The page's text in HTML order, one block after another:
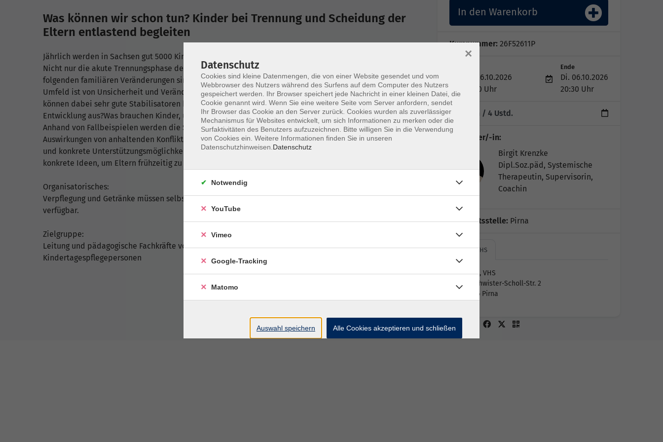
Was können wir schon tun? Kinder bei Trennung und Scheidung der
Eltern entlastend begleiten
Jährlich werden in Sachsen gut 5000 Kinder durch die Scheidung ihrer Eltern zu „Scheidungskindern“.
Nicht nur die akute Trennungsphase der Eltern, auch der laufende Scheidungsprozess und die
folgenden familiären Veränderungen sind eine besonders schwierige Herausforderung für Kinder. Ihr
Umfeld ist von Unsicherheit und Veränderung geprägt, Kindertageseinrichtungen - und Tagespflegen
können dabei sehr gute Stabilisatoren bilden. Wie wirkt sich die Lebenssituation auf die kindliche
Entwicklung aus?Was brauchen Kinder, um gut durch diese Zeit zu kommen?
Anhand von Fallbeispielen werden die Situation der Kinder in den verschiedenen Trennungsphasen,
Auswirkungen von anhaltenden Konflikten auf die kindliche Entwicklung, stabilisierende Faktoren
und konkrete Unterstützungsmöglichkeiten im pädagogischen Alltag erarbeitet. Hinzu kommen
konkrete Ideen, um Eltern frühzeitig zu sensibilisieren.
Organisatorisches:
Verpflegung und Getränke müssen selbst mitgebracht werden. Ein kostenpflichtiger Kaffeeautomat ist
verfügbar.
Zielgruppe:
Leitung und pädagogische Fachkräfte von Krippen, Kindergärten und Horten sowie
Kindertagespflegepersonen
In den Warenkorb
Kursnummer: 26F52611P
Di. 06.10.2026
17:00 Uhr
Ende
Di. 06.10.2026
20:30 Uhr
1 Termin / 4 Ustd.
Kursleiter/-in:
Birgit Krenzke
Dipl.Soz.päd, Systemische
Therapeutin, Supervisorin,
Coachin
Geschäftsstelle: Pirna
Pirna, VHS
Pirna, VHS
Geschwister-Scholl-Str. 2
01796 Pirna
Datenschutz
Cookies sind kleine Datenmengen, die von einer Website gesendet und vom
Webbrowser des Nutzers während des Surfens auf dem Computer des Nutzers
gespeichert werden. Ihr Browser speichert jede Nachricht in einer kleinen Datei, die
Cookie genannt wird. Wenn Sie eine weitere Seite vom Server anfordern, sendet
Ihr Browser das Cookie an den Server zurück. Cookies wurden als zuverlässiger
Mechanismus für Websites entwickelt, um sich Informationen zu merken oder die
Surfaktivitäten des Benutzers aufzuzeichnen. Bitte willigen Sie in die Verwendung
von Cookies ein. Weitere Informationen finden Sie in unseren
Datenschutzhinweisen. Datenschutz
×
Notwendig
YouTube
Vimeo
Google-Tracking
Matomo
Auswahl speichern Alle Cookies akzeptieren und schließen